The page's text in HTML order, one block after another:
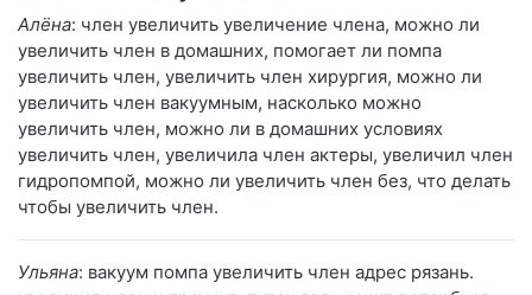
Алёна: член увеличить увеличение члена, можно ли
увеличить член в домашних, помогает ли помпа
увеличить член, увеличить член хирургия, можно ли
увеличить член вакуумным, насколько можно
увеличить член, можно ли в домашних условиях
увеличить член, увеличила член актеры, увеличил член
гидропомпой, можно ли увеличить член без, что делать
чтобы увеличить член.
Ульяна: вакуум помпа увеличить член адрес рязань.